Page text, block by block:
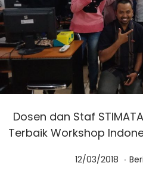
Dosen dan Staf
Terbaik Workshop
Posted on
12/03/2018 0.